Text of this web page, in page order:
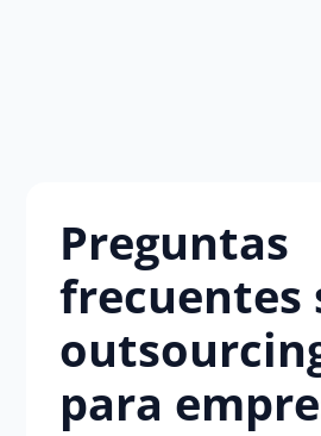
Preguntas
frecuentes
para